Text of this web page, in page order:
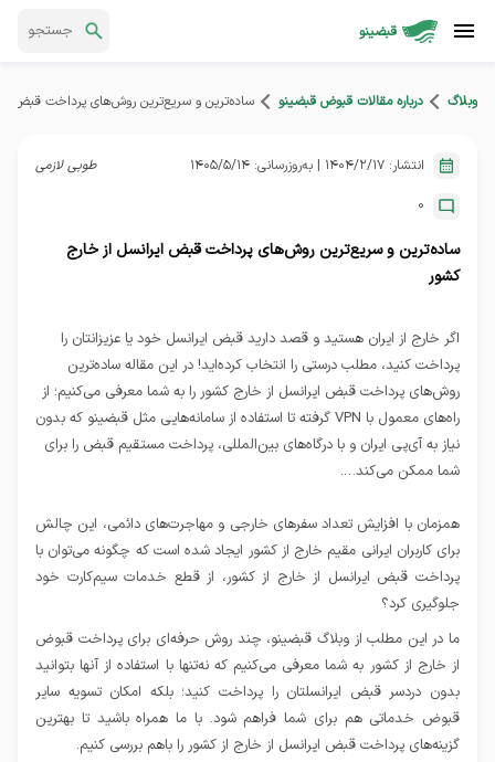
قبضینو
وبلاگ درباره مقالات قبوض قبضینو ساده‌ترین و سریع‌ترین روش‌های پرداخت قبض
انتشار: 1404/2/17 | به‌روزرسانی: 1405/5/14 طوبی لازمی
ساده‌ترین و سریع‌ترین روش‌های پرداخت قبض ایرانسل از خارج
کشور
اگر خارج از ایران هستید و قصد دارید قبض ایرانسل خود یا عزیزانتان را
پرداخت کنید، مطلب درستی را انتخاب کرده‌اید! در این مقاله ساده‌ترین
روش‌های پرداخت قبض ایرانسل از خارج کشور را به شما معرفی می‌کنیم؛ از
راه‌های معمول با VPN گرفته تا استفاده از سامانه‌هایی مثل قبضینو که بدون
نیاز به آی‌پی ایران و با درگاه‌های بین‌المللی، پرداخت مستقیم قبض را برای
شما ممکن می‌کند….
همزمان با افزایش تعداد سفرهای خارجی و مهاجرت‌های دائمی، این چالش
برای کاربران ایرانی مقیم خارج از کشور ایجاد شده است که چگونه می‌توان با
پرداخت قبض ایرانسل از خارج از کشور، از قطع خدمات سیم‌کارت خود
جلوگیری کرد؟
ما در این مطلب از وبلاگ قبضینو، چند روش حرفه‌ای برای پرداخت قبوض
از خارج از کشور به شما معرفی می‌کنیم که نه‌تنها با استفاده از آنها بتوانید
بدون دردسر قبض ایرانسلتان را پرداخت کنید؛ بلکه امکان تسویه سایر
قبوض خدماتی هم برای شما فراهم شود. با ما همراه باشید تا بهترین
گزینه‌های پرداخت قبض ایرانسل از خارج از کشور را باهم بررسی کنیم.